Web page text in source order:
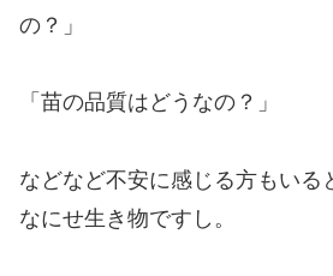
の？」
「苗の品質はどうなの？」
などなど不安に感じる方もいる
なにせ生き物ですし。